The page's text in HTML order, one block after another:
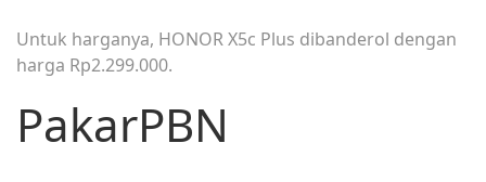
Untuk harganya, HONOR X5c Plus dibanderol dengan
harga Rp2.299.000.
PakarPBN